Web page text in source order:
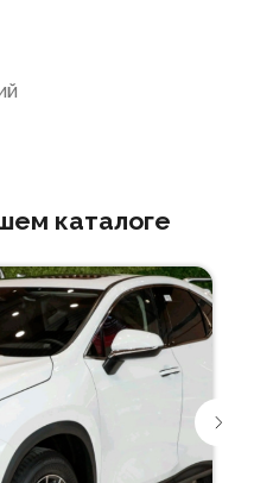
каталоге